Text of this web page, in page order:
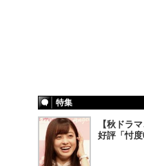
特集
【秋ドラ
好評「忖度